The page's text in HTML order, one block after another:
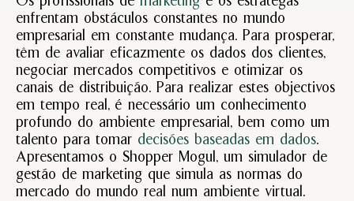
enfrentam obstáculos constantes no mundo
empresarial em constante mudança. Para prosperar,
têm de avaliar eficazmente os dados dos clientes,
negociar mercados competitivos e otimizar os
canais de distribuição. Para realizar estes objectivos
em tempo real, é necessário um conhecimento
profundo do ambiente empresarial, bem como um
talento para tomar decisões baseadas em dados.
Apresentamos o Shopper Mogul, um simulador de
gestão de marketing que simula as normas do
mercado do mundo real num ambiente virtual.
de